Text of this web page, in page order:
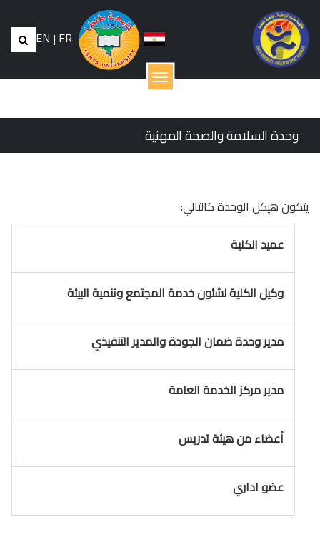
EN | FR
القائمة
وحدة السلامة والصحة المهنية
يتكون هيكل الوحدة كالتالي:
عميد الكلية
وكيل الكلية لشئون خدمة المجتمع وتنمية البيئة
مدير وحدة ضمان الجودة والمدير التنفيذي
مدير مركز الخدمة العامة
أعضاء من هيئة تدريس
عضو اداري